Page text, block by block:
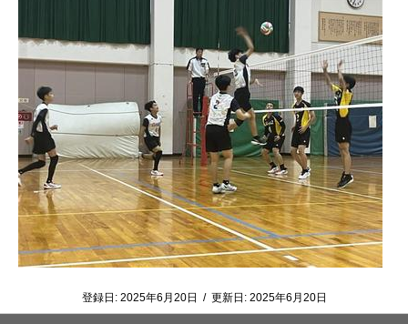
登録日: 2025年6月20日 / 更新日: 2025年6月20日